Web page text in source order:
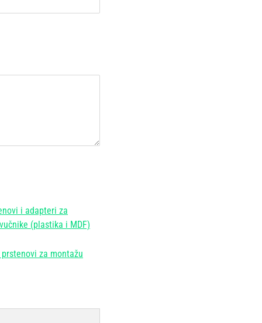
i adapteri za
(plastika i MDF)
prstenovi za montažu